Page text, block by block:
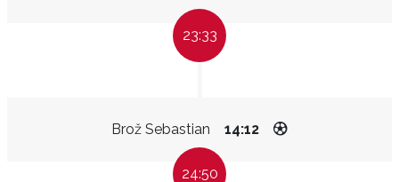
23:33
Brož Sebastian 14:12
24:50